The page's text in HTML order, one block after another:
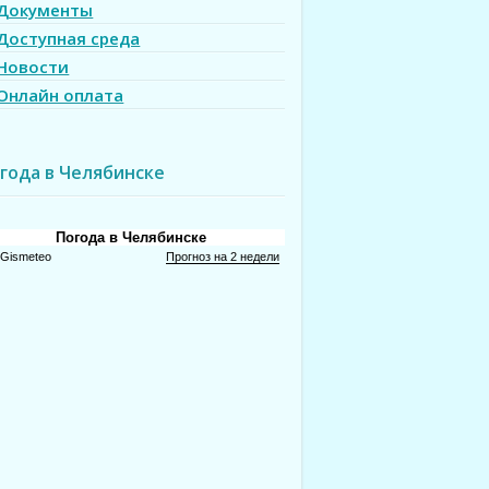
среда
оплата
в Челябинске
Погода в Челябинске
Gismeteo Прогноз на 2 недели